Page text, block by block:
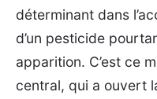
déterminant dans
d’un pesticide
apparition. C’est ce
central, qui a ouvert